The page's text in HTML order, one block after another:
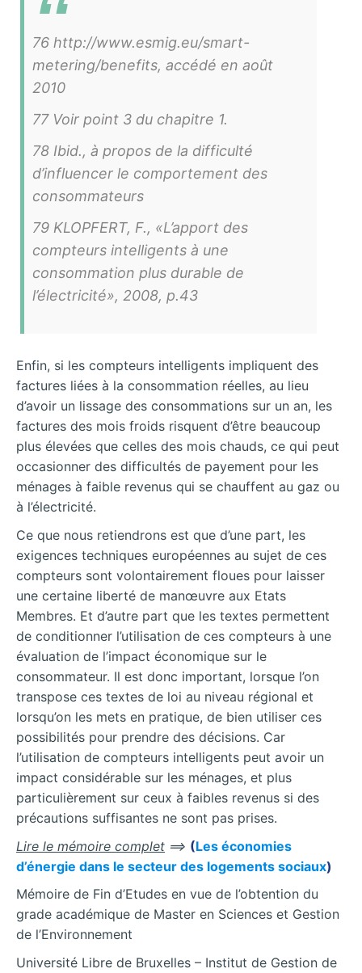
76 http://www.esmig.eu/smart-
metering/benefits, accédé en août
2010
77 Voir point 3 du chapitre 1.
78 Ibid., à propos de la difficulté
d’influencer le comportement des
consommateurs
79 KLOPFERT, F., «L’apport des
compteurs intelligents à une
consommation plus durable de
l’électricité», 2008, p.43
Enfin, si les compteurs intelligents impliquent des
factures liées à la consommation réelles, au lieu
d’avoir un lissage des consommations sur un an, les
factures des mois froids risquent d’être beaucoup
plus élevées que celles des mois chauds, ce qui peut
occasionner des difficultés de payement pour les
ménages à faible revenus qui se chauffent au gaz ou
à l’électricité.
Ce que nous retiendrons est que d’une part, les
exigences techniques européennes au sujet de ces
compteurs sont volontairement floues pour laisser
une certaine liberté de manœuvre aux Etats
Membres. Et d’autre part que les textes permettent
de conditionner l’utilisation de ces compteurs à une
évaluation de l’impact économique sur le
consommateur. Il est donc important, lorsque l’on
transpose ces textes de loi au niveau régional et
lorsqu’on les mets en pratique, de bien utiliser ces
possibilités pour prendre des décisions. Car
l’utilisation de compteurs intelligents peut avoir un
impact considérable sur les ménages, et plus
particulièrement sur ceux à faibles revenus si des
précautions suffisantes ne sont pas prises.
Lire le mémoire complet ==> (Les économies
d’énergie dans le secteur des logements sociaux)
Mémoire de Fin d’Etudes en vue de l’obtention du
grade académique de Master en Sciences et Gestion
de l’Environnement
Université Libre de Bruxelles – Institut de Gestion de